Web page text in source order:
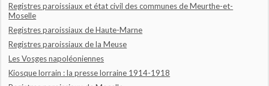
Registres paroissiaux et état civil des communes de Meurthe-et-
Moselle
Registres paroissiaux de Haute-Marne
Registres paroissiaux de la Meuse
Les Vosges napoléoniennes
Kiosque lorrain : la presse lorraine 1914-1918